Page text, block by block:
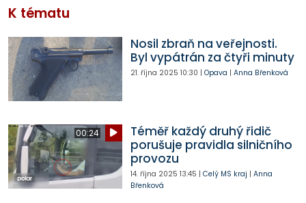
K tématu
Nosil zbraň na veřejnosti.
Byl vypátrán za čtyři minuty
21. října 2025 10:30 | Opava | Anna Břenková
00:24
Téměř každý druhý řidič
porušuje pravidla silničního
provozu
14. října 2025 13:45 | Celý MS kraj | Anna
Břenková